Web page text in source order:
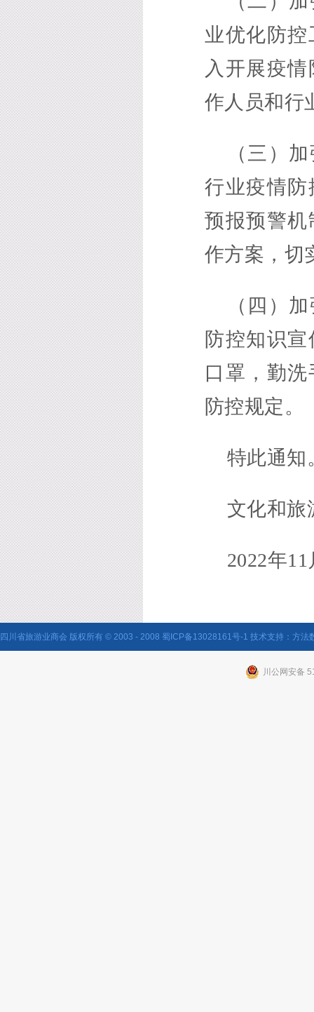
业优化防
入开展疫
作人员和行
（三）
行业疫情
预报预警
作方案，切
（四）
防控知识
口罩，勤
防控规定。
特此通知
文化和旅
2022年
四川省旅游业商会 版权所有 © 2003 - 2008 蜀ICP备13028161号-1 技术支持： 方法
川公网安备